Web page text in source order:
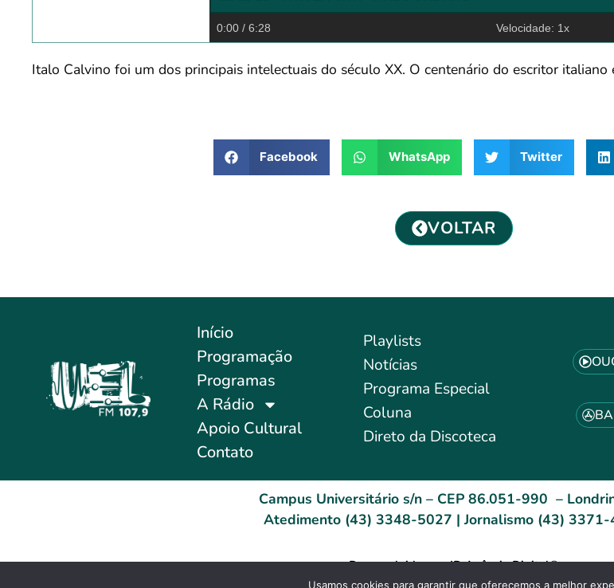
0:00 / 6:28 Velocidade: 1x
Italo Calvino foi um dos principais intelectuais do século XX. O centenário do escritor italiano
Facebook WhatsApp Twitter
VOLTAR
Início
Programação
Programas
A Rádio
Apoio Cultural
Contato
Playlists
Notícias
Programa Especial
Coluna
Direto da Discoteca
Campus Universitário s/n – CEP 86.051-990 –
Atedimento (43) 3348-5027 | Jornalismo (43)
Desenvolvido por: ID Agência Digital®
Site Acessível (WCAG)
Usamos cookies para garantir que oferecemos a melhor